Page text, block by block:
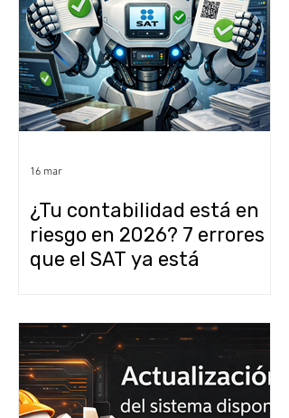
¿Tu contabilidad está en
riesgo en 2026? 7 errores
que el SAT ya está
16 mar